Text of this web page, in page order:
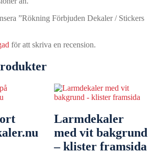
”Rökning Förbjuden Dekaler / Stickers
för att skriva en recension.
Larmdekaler
med vit bakgrund
– klister framsida